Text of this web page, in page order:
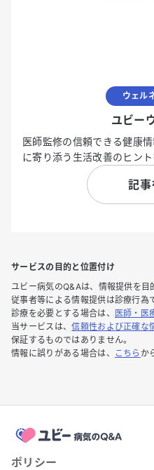
ウェル
ユビー
医師監修の信頼できる健康
に寄り添う生活改善のヒント
記事
サービスの目的と位置付け
ユビー病気のQ&Aは、情報提供を
従事者等による情報提供は診療行為
診療を必要とする場合は、
医師・医
当サービスは、信頼性および正確な
保証するものではありません。
情報に誤りがある場合は、
こちら か
ポリシー